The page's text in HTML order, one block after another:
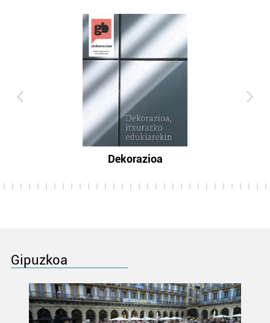
Dekorazioa
Gipuzkoa